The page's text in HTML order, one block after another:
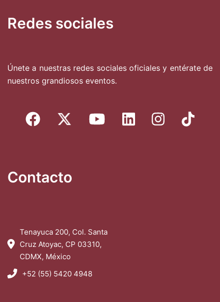
Redes sociales
Únete a nuestras redes sociales oficiales y entérate de
nuestros grandiosos eventos.
Contacto
Tenayuca 200, Col. Santa
Cruz Atoyac, CP 03310,
CDMX, México
+52 (55) 5420 4948